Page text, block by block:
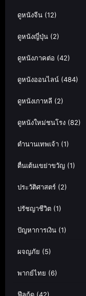
ดูหนังจีน (12)
ดูหนังญี่ปุ่น (2)
ดูหนังภาคต่อ (42)
ดูหนังออนไลน์ (484)
ดูหนังเกาหลี (2)
ดูหนังใหม่ชนโรง (82)
ตำนานเทพเจ้า (1)
ตื่นเต้นเขย่าขวัญ (1)
ประวัติศาสตร์ (2)
ปรัชญาชีวิต (1)
ปัญหาการเงิน (1)
ผจญภัย (5)
พากย์ไทย (6)